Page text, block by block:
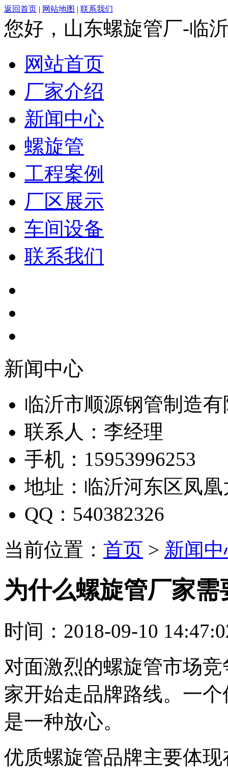
返回首页 | 网站地图 | 联系我们
您好，山东螺旋管厂-临
网站首页
厂家介绍
新闻中心
螺旋管
工程案例
厂区展示
车间设备
联系我们
新闻中心
临沂市顺源钢管制造
联系人：李经理
手机：15953996253
地址：临沂河东区凤凰
QQ：540382326
当前位置： 首页 > 新闻
为什么螺旋管厂家
时间：2018-09-10
对面激烈的螺旋管市场
家开始走品牌路线。一
是一种放心。
优质螺旋管品牌主要体